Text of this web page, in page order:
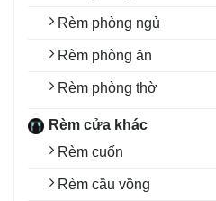
Rèm phòng ngủ
Rèm phòng ăn
Rèm phòng thờ
Rèm cửa khác
Rèm cuốn
Rèm cầu vồng